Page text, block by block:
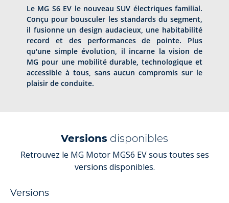
Le MG S6 EV le nouveau SUV électriques familial.
Conçu pour bousculer les standards du segment,
il fusionne un design audacieux, une habitabilité
record et des performances de pointe. Plus
qu'une simple évolution, il incarne la vision de
MG pour une mobilité durable, technologique et
accessible à tous, sans aucun compromis sur le
plaisir de conduite.
Versions disponibles
Retrouvez le MG Motor MGS6 EV sous toutes ses
versions disponibles.
Versions